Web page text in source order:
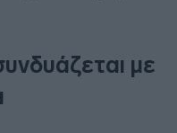
με